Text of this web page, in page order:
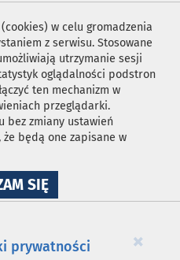
w celu gromadzenia
z serwisu. Stosowane
utrzymanie sesji
oglądalności podstron
ten mechanizm w
przeglądarki.
bez zmiany ustawień
że będą one zapisane w
SIĘNA
WYKORZYSTANIE
×
prywatności